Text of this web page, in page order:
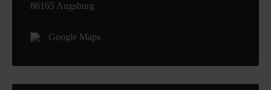
86165 Augsburg
Google Maps